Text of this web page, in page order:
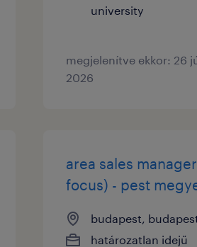
university
megjelenítve ekkor: 26
2026
area sales
focus) - pest
budapest,
határozatlan idejű